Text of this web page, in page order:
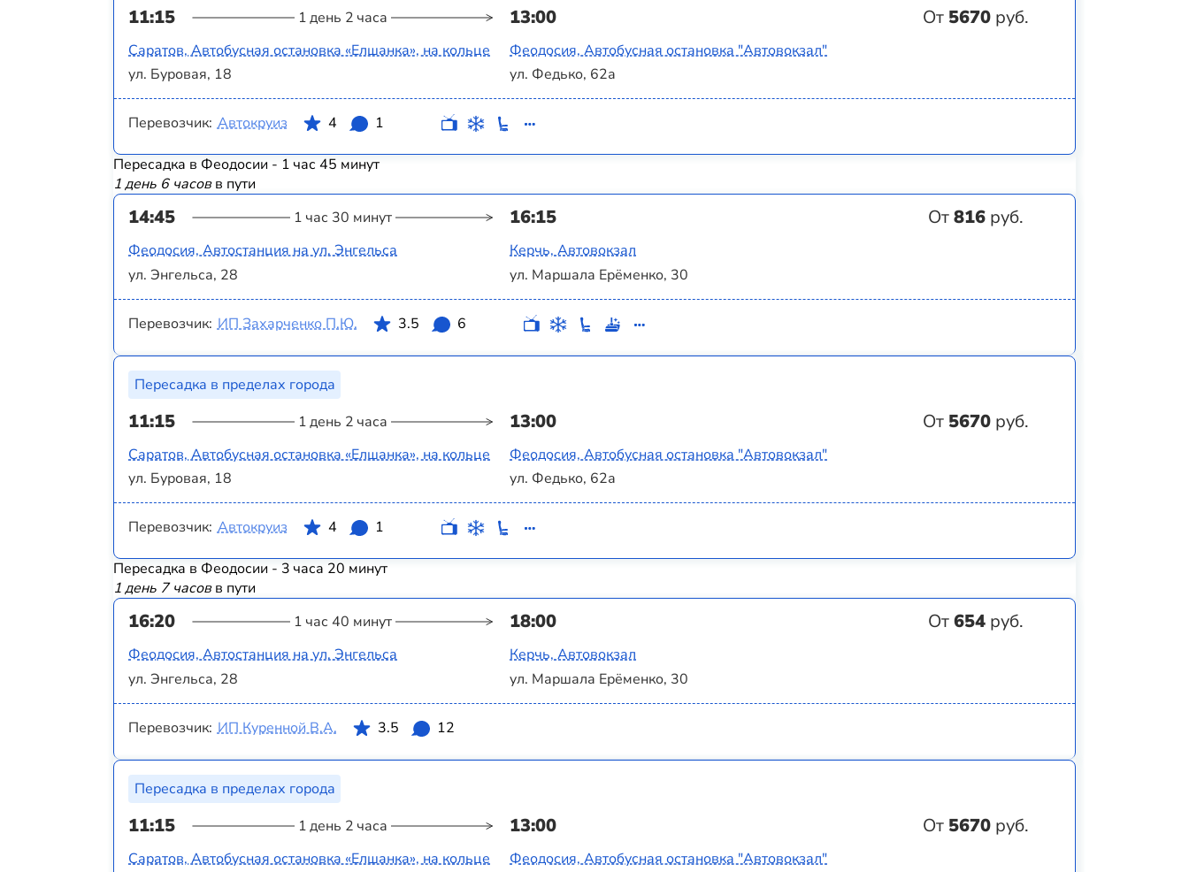
11:15 1 день 2 часа 13:00 От 5670 руб.
Саратов, Автобусная остановка «Елшанка‎», на кольце
ул. Буровая, 18
Феодосия, Автобусная остановка "Автовокзал"
ул. Федько, 62а
Перевозчик: Автокруиз 4 1
Пересадка в Феодосии - 1 час 45 минут
1 день 6 часовв пути
14:45 1 час 30 минут 16:15 От816 руб.
Феодосия, Автостанция на ул. Энгельса
ул. Энгельса, 28
Керчь, Автовокзал
ул. Маршала Ерёменко, 30
Перевозчик: ИП Захарченко П.Ю. 3.5 6
Пересадка в пределах города
11:15 1 день 2 часа 13:00 От 5670 руб.
Саратов, Автобусная остановка «Елшанка‎», на кольце
ул. Буровая, 18
Феодосия, Автобусная остановка "Автовокзал"
ул. Федько, 62а
Перевозчик: Автокруиз 4 1
Пересадка в Феодосии - 3 часа 20 минут
1 день 7 часовв пути
16:20 1 час 40 минут 18:00 От654 руб.
Феодосия, Автостанция на ул. Энгельса
ул. Энгельса, 28
Керчь, Автовокзал
ул. Маршала Ерёменко, 30
Перевозчик: ИП Куренной В.А. 3.5 12
Пересадка в пределах города
11:15 1 день 2 часа 13:00 От 5670 руб.
Саратов, Автобусная остановка «Елшанка‎», на кольце
Феодосия, Автобусная остановка "Автовокзал"